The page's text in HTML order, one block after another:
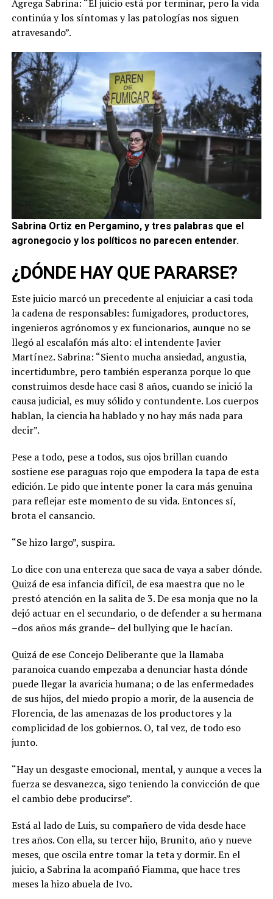
Agrega Sabrina: “El juicio está por terminar, pero la vida
continúa y los síntomas y las patologías nos siguen
atravesando”.
Sabrina Ortiz en Pergamino, y tres palabras que el
agronegocio y los políticos no parecen entender.
¿DÓNDE HAY QUE PARARSE?
Este juicio marcó un precedente al enjuiciar a casi toda
la cadena de responsables: fumigadores, productores,
ingenieros agrónomos y ex funcionarios, aunque no se
llegó al escalafón más alto: el intendente Javier
Martínez. Sabrina: “Siento mucha ansiedad, angustia,
incertidumbre, pero también esperanza porque lo que
construimos desde hace casi 8 años, cuando se inició la
causa judicial, es muy sólido y contundente. Los cuerpos
hablan, la ciencia ha hablado y no hay más nada para
decir”.
Pese a todo, pese a todos, sus ojos brillan cuando
sostiene ese paraguas rojo que empodera la tapa de esta
edición. Le pido que intente poner la cara más genuina
para reflejar este momento de su vida. Entonces sí,
brota el cansancio.
“Se hizo largo”, suspira.
Lo dice con una entereza que saca de vaya a saber dónde.
Quizá de esa infancia difícil, de esa maestra que no le
prestó atención en la salita de 3. De esa monja que no la
dejó actuar en el secundario, o de defender a su hermana
–dos años más grande– del bullying que le hacían.
Quizá de ese Concejo Deliberante que la llamaba
paranoica cuando empezaba a denunciar hasta dónde
puede llegar la avaricia humana; o de las enfermedades
de sus hijos, del miedo propio a morir, de la ausencia de
Florencia, de las amenazas de los productores y la
complicidad de los gobiernos. O, tal vez, de todo eso
junto.
“Hay un desgaste emocional, mental, y aunque a veces la
fuerza se desvanezca, sigo teniendo la convicción de que
el cambio debe producirse”.
Está al lado de Luis, su compañero de vida desde hace
tres años. Con ella, su tercer hijo, Brunito, año y nueve
meses, que oscila entre tomar la teta y dormir. En el
juicio, a Sabrina la acompañó Fiamma, que hace tres
meses la hizo abuela de Ivo.